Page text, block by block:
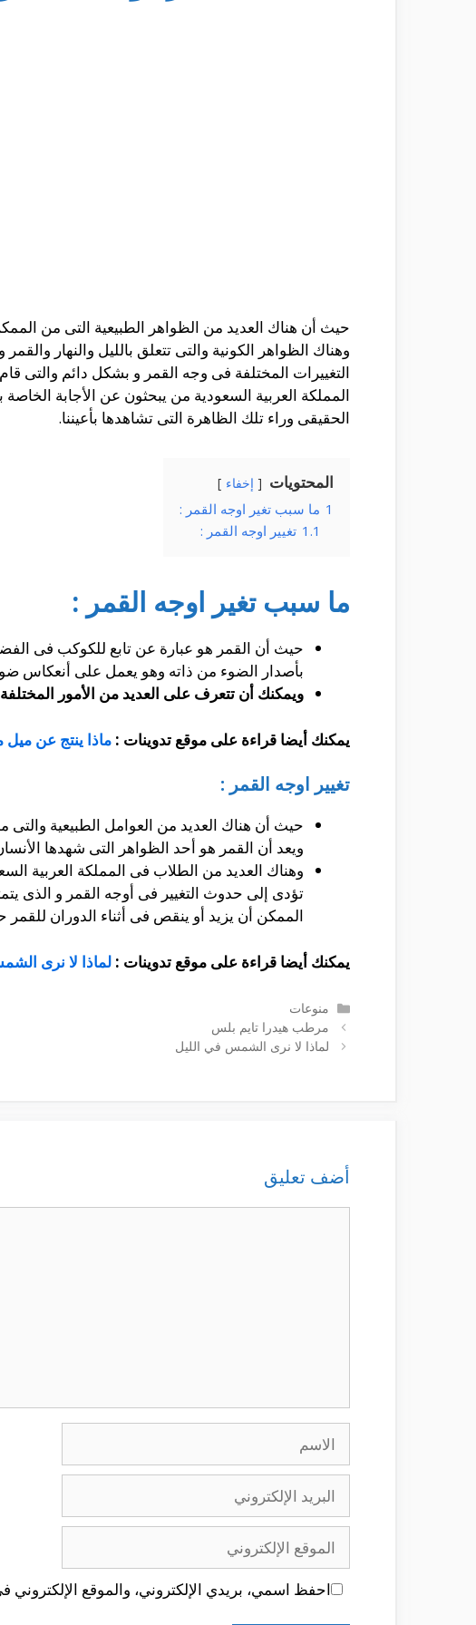
حيث أن هناك العديد من الظواهر الطبيعية التى من
وهناك الظواهر الكونية والتى تتعلق بالليل والنهار
التغييرات المختلفة فى وجه القمر و بشكل دائم والتى
المملكة العربية السعودية من يبحثون عن الأجابة الخاصة
الحقيقى وراء تلك الظاهرة التى تشاهدها بأعيننا.
المحتويات إخفاء
1 ما سبب تغير اوجه القمر :
1.1 تغيير اوجه القمر :
ما سبب تغير اوجه القمر :
حيث أن القمر هو عبارة عن تابع للكوكب فى
بأصدار الضوء من ذاته وهو يعمل على أنعكاس
ويمكنك أن تتعرف على العديد من الأمور
يمكنك أيضا قراءة على موقع تدوينات : ماذا ينتج عن
تغيير اوجه القمر :
حيث أن هناك العديد من العوامل الطبيعية
ويعد أن القمر هو أحد الظواهر التى شهدها
وهناك العديد من الطلاب فى المملكة العربية
تؤدى إلى حدوث التغيير فى أوجه القمر و
الممكن أن يزيد أو ينقص فى أثناء الدوران
يمكنك أيضا قراءة على موقع تدوينات : لماذا لا نرى
التصنيفات
منوعات
مرطب هيدرا تايم بلس
لماذا لا نرى الشمس في الليل
أضف تعليق
الاسم
البريد
الإلكتروني
الموقع
الإلكتروني
احفظ اسمي، بريدي الإلكتروني، والموقع